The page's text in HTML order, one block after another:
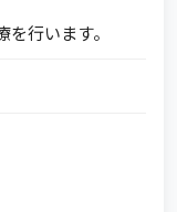
行います。